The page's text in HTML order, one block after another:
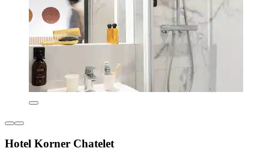
Hotel Korner Chatelet